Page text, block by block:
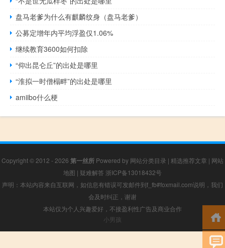
盘马老爹为什么有麒麟纹身（盘马老爹）
公募定增年内平均浮盈仅1.06%
继续教育3600如何扣除
“仰出昆仑丘”的出处是哪里
“淮拟一时僧榻畔”的出处是哪里
amiibo什么梗
Copyright © 2012 - 2026 第一丝所 Powered by 网站分类目录 | 精选推荐文章 | 网站
地图 | 疑难解答 浙ICP备13018432号
声明：本站内容来自互联网，如信息有错误可发邮件到f_fb#foxmail.com说明，我们
会及时纠正，谢谢
本站仅为个人兴趣爱好，不接盈利性广告及商业合作
小男孩